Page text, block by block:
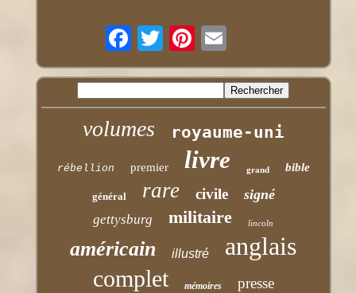
volumes royaume-uni
rébellion premier livre grand bible
général rare civile signé
gettysburg militaire lincoln
américain illustré anglais
complet mémoires presse